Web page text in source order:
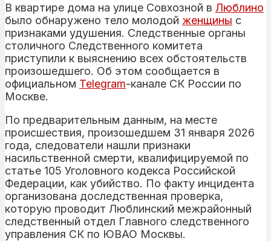
В квартире дома на улице Совхозной в Люблино
было обнаружено тело молодой женщины с
признаками удушения. Следственные органы
столичного Следственного комитета
приступили к выяснению всех обстоятельств
произошедшего. Об этом сообщается в
официальном Telegram-канале СК России по
Москве.
По предварительным данным, на месте
происшествия, произошедшем 31 января 2026
года, следователи нашли признаки
насильственной смерти, квалифицируемой по
статье 105 Уголовного кодекса Российской
Федерации, как убийство. По факту инцидента
организована доследственная проверка,
которую проводит Люблинский межрайонный
следственный отдел Главного следственного
управления СК по ЮВАО Москвы.